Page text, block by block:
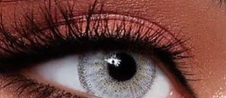
in der Farbe "Chloé Brown" aus
haben die LUNA LENSES
dennoch natürliche Deckkraft.
für jede Augenfarbe - helle
einsetzbar für große und kleine